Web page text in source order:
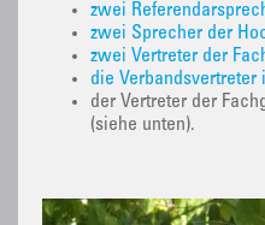
zwei
zwei Sprecher der
zwei Vertreter der
die
der Vertreter der
(siehe unten).